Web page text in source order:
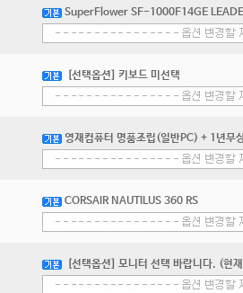
SuperFlower SF-1000F14GE
[선택옵션] 키보드 미선택
영재컴퓨터 명품조립(일반PC) + 1년무
CORSAIR NAUTILUS 360 RS
[선택옵션] 모니터 선택 바랍니다. (현